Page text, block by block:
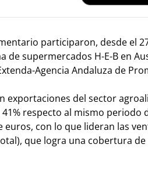
participaron, desde el
supermercados H-E-B en
Agencia Andaluza de
del sector
respecto al mismo periodo
con lo que lideran las
que logra una cobertura